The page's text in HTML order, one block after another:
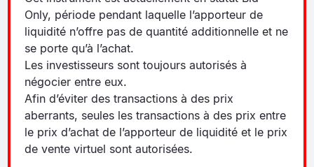
Only, période pendant laquelle l’apporteur de
liquidité n’offre pas de quantité additionnelle et ne
se porte qu’à l’achat.
Les investisseurs sont toujours autorisés à
négocier entre eux.
Afin d’éviter des transactions à des prix
aberrants, seules les transactions à des prix entre
le prix d’achat de l’apporteur de liquidité et le prix
de vente virtuel sont autorisées.